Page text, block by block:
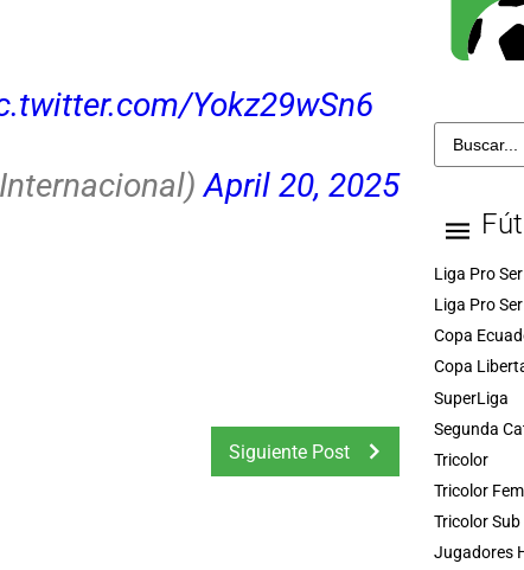
Yokz29wSn6
April 20, 2025
Siguiente Post
Liga Pro
Liga Pro
Copa
Copa
SuperLiga
Segunda
Tricolor
Tricolor
Tricolor Sub
Jugadores